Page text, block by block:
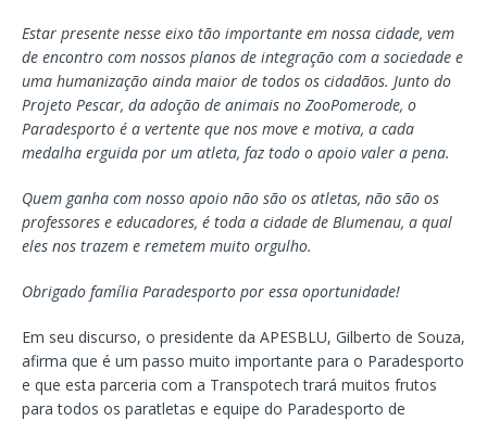
Estar presente nesse eixo tão importante em nossa cidade, vem
de encontro com nossos planos de integração com a sociedade e
uma humanização ainda maior de todos os cidadãos. Junto do
Projeto Pescar, da adoção de animais no ZooPomerode, o
Paradesporto é a vertente que nos move e motiva, a cada
medalha erguida por um atleta, faz todo o apoio valer a pena.
Quem ganha com nosso apoio não são os atletas, não são os
professores e educadores, é toda a cidade de Blumenau, a qual
eles nos trazem e remetem muito orgulho.
Obrigado família Paradesporto por essa oportunidade!
Em seu discurso, o presidente da APESBLU, Gilberto de Souza,
afirma que é um passo muito importante para o Paradesporto
e que esta parceria com a Transpotech trará muitos frutos
para todos os paratletas e equipe do Paradesporto de